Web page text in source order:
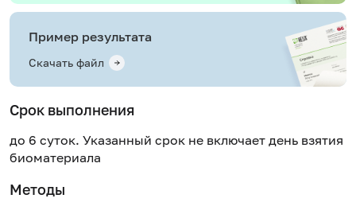
Пример результата
Скачать файл
Срок выполнения
до 6 суток. Указанный срок не включает день взятия
биоматериала
Методы